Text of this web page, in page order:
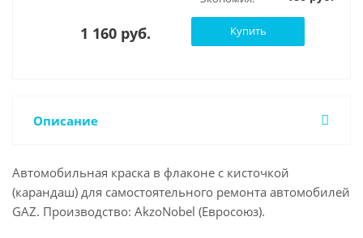
1 160 руб. Купить
Описание
Автомобильная краска в флаконе с кисточкой
(карандаш) для самостоятельного ремонта автомобилей
GAZ. Производство: AkzoNobel (Евросоюз).